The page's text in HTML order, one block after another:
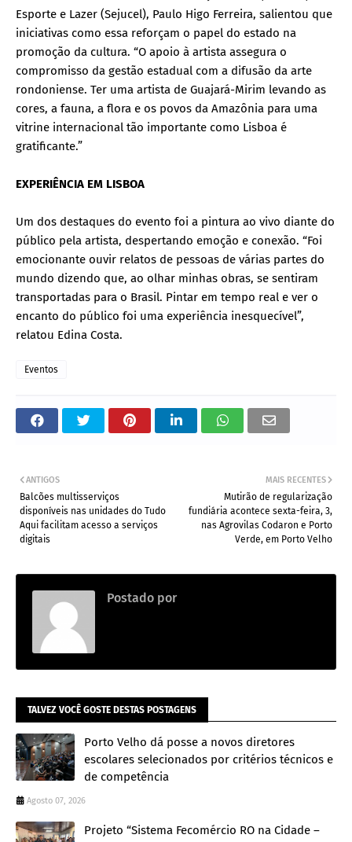
Esporte e Lazer (Sejucel), Paulo Higo Ferreira, salientou que
iniciativas como essa reforçam o papel do estado na
promoção da cultura. “O apoio à artista assegura o
compromisso da gestão estadual com a difusão da arte
rondoniense. Ter uma artista de Guajará-Mirim levando as
cores, a fauna, a flora e os povos da Amazônia para uma
vitrine internacional tão importante como Lisboa é
gratificante.”
EXPERIÊNCIA EM LISBOA
Um dos destaques do evento foi a pintura ao vivo diante do
público pela artista, despertando emoção e conexão. “Foi
emocionante ouvir relatos de pessoas de várias partes do
mundo dizendo que, ao olhar minhas obras, se sentiram
transportadas para o Brasil. Pintar em tempo real e ver o
encanto do público foi uma experiência inesquecível”,
relatou Edina Costa.
Eventos
MAIS RECENTES
Mutirão de regularização
fundiária acontece sexta-feira, 3,
nas Agrovilas Codaron e Porto
Verde, em Porto Velho
ANTIGOS
Balcões multisserviços
disponíveis nas unidades do Tudo
Aqui facilitam acesso a serviços
digitais
Postado por
TALVEZ VOCÊ GOSTE DESTAS POSTAGENS
Porto Velho dá posse a novos diretores
escolares selecionados por critérios técnicos e
de competência
Agosto 07, 2026
Projeto “Sistema Fecomércio RO na Cidade –